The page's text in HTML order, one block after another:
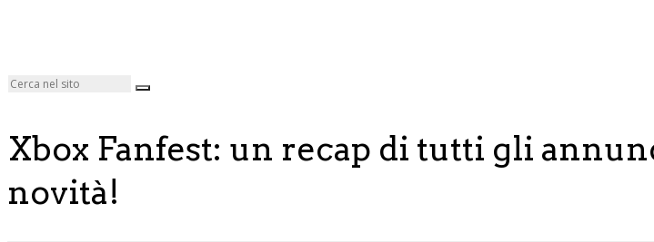
Xbox Fanfest: un recap di tutti gli
novità!